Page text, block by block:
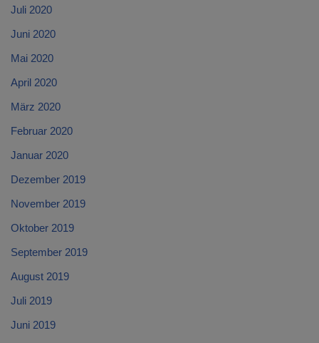
Juli 2020
Juni 2020
Mai 2020
April 2020
März 2020
Februar 2020
Januar 2020
Dezember 2019
November 2019
Oktober 2019
September 2019
August 2019
Juli 2019
Juni 2019